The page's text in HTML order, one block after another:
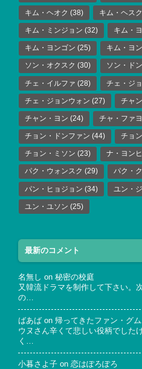
キム・ヘオク (38) キム・ヘスク
キム・ミンジョン (32) キム・
キム・ヨンゴン (25) キム・ヨ
ソン・オクスク (30) ソン・ド
チェ・イルファ (28) チェ・ジ
チェ・ジョンウォン (27) チャ
チャン・ヨン (24) チャ・ファ
チョン・ドンファン (44) チョ
チョン・ミソン (23) ナ・ヨンヒ
パク・ウォンスク (29) パク・
パン・ヒョジョン (34) ユン・
ユン・ユソン (25)
最新のコメント
名無し on 秘密の校庭
又韓流ドラマを制作して下さい。
の…
ばあば on 帰ってきたファン・グム
ウヌさん辛くて悲しい役柄でした
く…
小暮さよ子 on 恋はぽろぽろ